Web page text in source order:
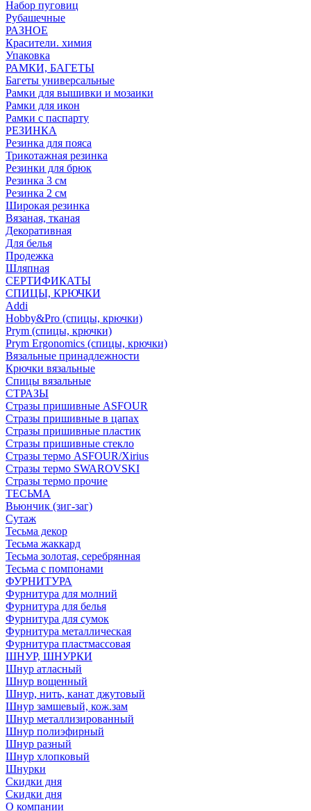
Набор пуговиц
Рубашечные
РАЗНОЕ
Красители. химия
Упаковка
РАМКИ, БАГЕТЫ
Багеты универсальные
Рамки для вышивки и мозаики
Рамки для икон
Рамки с паспарту
РЕЗИНКА
Резинка для пояса
Трикотажная резинка
Резинки для брюк
Резинка 3 см
Резинка 2 см
Широкая резинка
Вязаная, тканая
Декоративная
Для белья
Продежка
Шляпная
СЕРТИФИКАТЫ
СПИЦЫ, КРЮЧКИ
Addi
Hobby&Pro (спицы, крючки)
Prym (спицы, крючки)
Prym Ergonomics (спицы, крючки)
Вязальные принадлежности
Крючки вязальные
Спицы вязальные
СТРАЗЫ
Стразы пришивные ASFOUR
Стразы пришивные в цапах
Стразы пришивные пластик
Стразы пришивные стекло
Стразы термо ASFOUR/Xirius
Стразы термо SWAROVSKI
Стразы термо прочие
ТЕСЬМА
Вьюнчик (зиг-заг)
Сутаж
Тесьма декор
Тесьма жаккард
Тесьма золотая, серебрянная
Тесьма с помпонами
ФУРНИТУРА
Фурнитура для молний
Фурнитура для белья
Фурнитура для сумок
Фурнитура металлическая
Фурнитура пластмассовая
ШНУР, ШНУРКИ
Шнур атласный
Шнур вощенный
Шнур, нить, канат джутовый
Шнур замшевый, кож.зам
Шнур металлизированный
Шнур полиэфирный
Шнур разный
Шнур хлопковый
Шнурки
Скидки дня
Скидки дня
О компании